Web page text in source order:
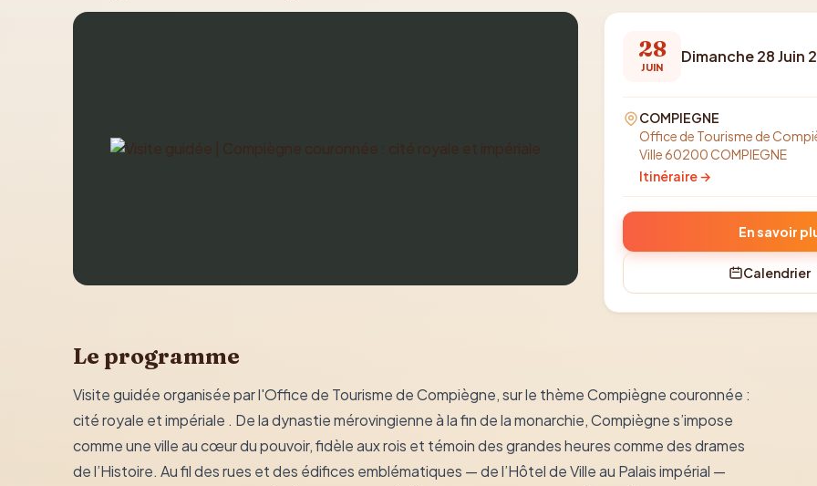
28
JUIN
Dimanche 28 Juin
COMPIEGNE
Office de Tourisme de
Ville 60200 COMPIEGNE
Itinéraire →
En savoir
Calendrier
Le programme
Visite guidée organisée par l'Office de Tourisme de Compiègne, sur le thème Compiègne couronnée :
cité royale et impériale . De la dynastie mérovingienne à la fin de la monarchie, Compiègne s’impose
comme une ville au cœur du pouvoir, fidèle aux rois et témoin des grandes heures comme des drames
de l’Histoire. Au fil des rues et des édifices emblématiques — de l’Hôtel de Ville au Palais impérial —